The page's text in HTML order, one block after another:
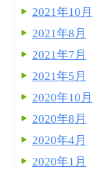
2021年10月
2021年8月
2021年7月
2021年5月
2020年10月
2020年8月
2020年4月
2020年1月